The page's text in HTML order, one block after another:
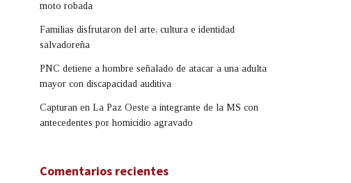
moto robada
Familias disfrutaron del arte, cultura e identidad
salvadoreña
PNC detiene a hombre señalado de atacar a una adulta
mayor con discapacidad auditiva
Capturan en La Paz Oeste a integrante de la MS con
antecedentes por homicidio agravado
Comentarios recientes